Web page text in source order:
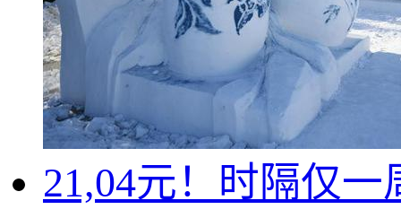
21,04元！时隔仅